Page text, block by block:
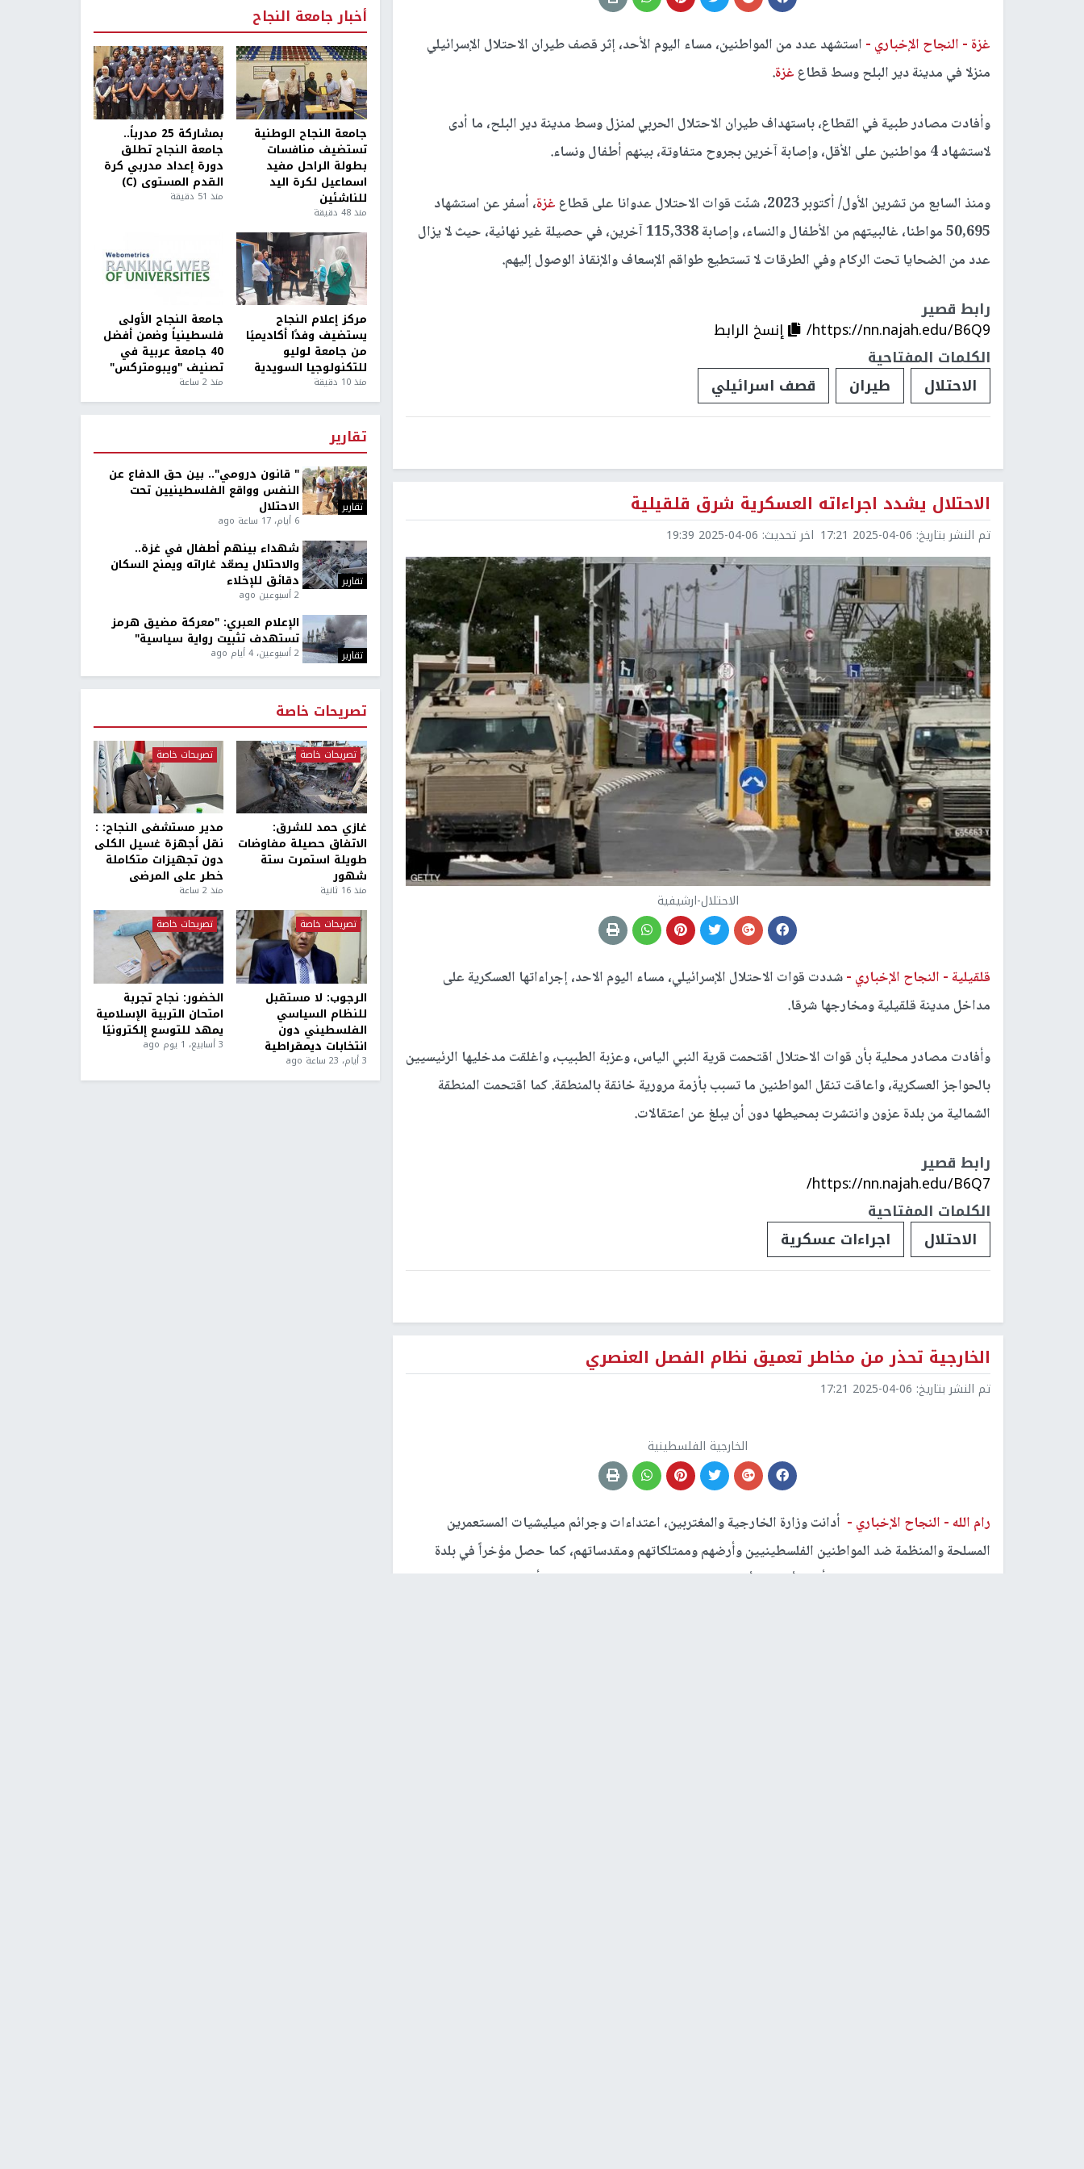
غزة - النجاح الإخباري - استشهد عدد من المواطنين، مساء اليوم الأحد، إثر قصف طيران الاحتلال الإسرائيلي
منزلا في مدينة دير البلح وسط قطاع غزة.
وأفادت مصادر طبية في القطاع، باستهداف طيران الاحتلال الحربي لمنزل وسط مدينة دير البلح، ما أدى
لاستشهاد 4 مواطنين على الأقل، وإصابة آخرين بجروح متفاوتة، بينهم أطفال ونساء.
ومنذ السابع من تشرين الأول/ أكتوبر 2023، شنّت قوات الاحتلال عدوانا على قطاع غزة، أسفر عن استشهاد
50,695 مواطنا، غالبيتهم من الأطفال والنساء، وإصابة 115,338 آخرين، في حصيلة غير نهائية، حيث لا يزال
عدد من الضحايا تحت الركام وفي الطرقات لا تستطيع طواقم الإسعاف والإنقاذ الوصول إليهم.
رابط قصير
https://nn.najah.edu/B6Q9/
إنسخ الرابط
الكلمات المفتاحية
الاحتلال
طيران قصف اسرائيلي
الاحتلال يشدد اجراءاته العسكرية شرق قلقيلية
تم النشر بتاريخ: 2025-04-06 17:21 اخر تحديث: 2025-04-06 19:39
الاحتلال-ارشيفية
قلقيلية - النجاح الإخباري -شددت قوات الاحتلال الإسرائيلي، مساء اليوم الاحد، إجراءاتها العسكرية على
مداخل مدينة قلقيلية ومخارجها شرقا.
وأفادت مصادر محلية بأن قوات الاحتلال اقتحمت قرية النبي الياس، وعزبة الطبيب، واغلقت مدخليها الرئيسيين
بالحواجز العسكرية، واعاقت تنقل المواطنين ما تسبب بأزمة مرورية خانقة بالمنطقة. كما اقتحمت المنطقة
الشمالية من بلدة عزون وانتشرت بمحيطها دون أن يبلغ عن اعتقالات.
رابط قصير
https://nn.najah.edu/B6Q7/
الكلمات المفتاحية
الاحتلال
اجراءات عسكرية
الخارجية تحذر من مخاطر تعميق نظام الفصل العنصري
تم النشر بتاريخ: 2025-04-06 17:21
أخبار جامعة النجاح
جامعة النجاح الوطنية
تستضيف منافسات
بطولة الراحل مفيد
اسماعيل لكرة اليد
للناشئين
منذ 48 دقيقة
بمشاركة 25 مدرباً..
جامعة النجاح تطلق
دورة إعداد مدربي كرة
القدم المستوى (C)
منذ 51 دقيقة
مركز إعلام النجاح
يستضيف وفدًا أكاديميًا
من جامعة لوليو
للتكنولوجيا السويدية
منذ 10 دقيقة
جامعة النجاح الأولى
فلسطينياً وضمن أفضل
40 جامعة عربية في
تصنيف "ويبومتركس"
منذ 2 ساعة
تقارير
تقارير
" قانون درومي".. بين حق الدفاع عن
النفس وواقع الفلسطينيين تحت
الاحتلال
6 أيام، 17 ساعة ago
تقارير
شهداء بينهم أطفال في غزة..
والاحتلال يصعّد غاراته ويمنح السكان
دقائق للإخلاء
2 أسبوعين ago
تقارير
الإعلام العبري: "معركة مضيق هرمز
تستهدف تثبيت رواية سياسية"
2 أسبوعين، 4 أيام ago
تصريحات خاصة
تصريحات خاصة
غازي حمد للشرق:
الاتفاق حصيلة مفاوضات
طويلة استمرت ستة
شهور
منذ 16 ثانية
تصريحات خاصة
مدير مستشفى النجاح: :
نقل أجهزة غسيل الكلى
دون تجهيزات متكاملة
خطر على المرضى
منذ 2 ساعة
تصريحات خاصة
الرجوب: لا مستقبل
للنظام السياسي
الفلسطيني دون
انتخابات ديمقراطية
3 أيام، 23 ساعة ago
تصريحات خاصة
الخضور: نجاح تجربة
امتحان التربية الإسلامية
يمهد للتوسع إلكترونيًا
3 أسابيع، 1 يوم ago